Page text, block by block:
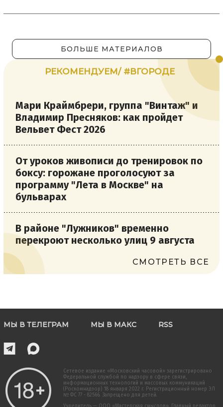
БОЛЬШЕ МАТЕРИАЛОВ
РЕКОМЕНДУЕМ/ #ВГОРОДЕ
Мари Краймбрери, группа "Винтаж" и
Владимир Пресняков: как пройдет
Вельвет Фест 2026
От уроков живописи до тренировок по
боксу: горожане проголосуют за
программу "Лета в Москве" на
бульварах
В районе "Лужников" временно
перекроют несколько улиц 9 августа
СМОТРЕТЬ ВСЕ
МЫ В ТЕЛЕГРАМ МЫ В МАКС RSS
Сетевое издание «Московский часовой» зарегистрировано
Федеральной службой по надзору в сфере связи,
информационных технологий и массовых коммуникаций
(Роскомнадзор) 18 января 2022 г. Регистрационный номер ЭЛ
№ ФС 77 - 82566. Запрещено для детей.